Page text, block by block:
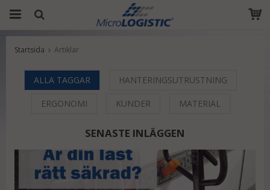
Produkten har blivit tillagd i varukorgen
Startsida Artiklar
ALLA TAGGAR HANTERINGSUTRUSTNING
ERGONOMI KUNDER MATERIAL
SENASTE INLÄGGEN